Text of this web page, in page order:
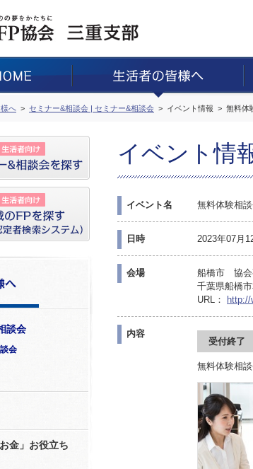
へ セミナー&相談会 | セミナー&相談会 イベント情報 無料体
談会
会
金」お役立ち
イベント情
イベント名 無料体験相
日時 2023年07月
会場
船橋市 協会
千葉県船橋
URL：
内容
受付終了
無料体験相